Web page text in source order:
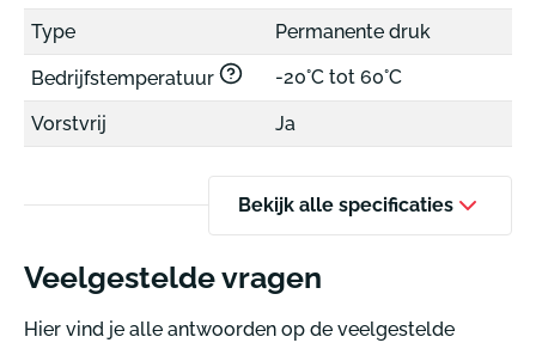
Type Permanente druk
Bedrijfstemperatuur -20°C tot 60°C
Vorstvrij Ja
Bekijk alle specificaties
Veelgestelde vragen
Hier vind je alle antwoorden op de veelgestelde